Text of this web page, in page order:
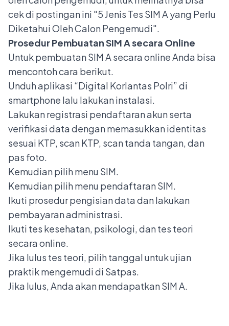
cek di postingan ini "5 Jenis Tes SIM A yang Perlu
Diketahui Oleh Calon Pengemudi".
Prosedur Pembuatan SIM A secara Online
Untuk pembuatan SIM A secara online Anda bisa
mencontoh cara berikut.
Unduh aplikasi “Digital Korlantas Polri” di
smartphone lalu lakukan instalasi.
Lakukan registrasi pendaftaran akun serta
verifikasi data dengan memasukkan identitas
sesuai KTP, scan KTP, scan tanda tangan, dan
pas foto.
Kemudian pilih menu SIM.
Kemudian pilih menu pendaftaran SIM.
Ikuti prosedur pengisian data dan lakukan
pembayaran administrasi.
Ikuti tes kesehatan, psikologi, dan tes teori
secara online.
Jika lulus tes teori, pilih tanggal untuk ujian
praktik mengemudi di Satpas.
Jika lulus, Anda akan mendapatkan SIM A.